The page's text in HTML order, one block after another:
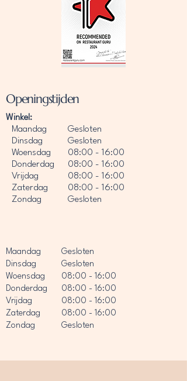
Maandag
Dinsdag
Woensdag
Donderdag
Vrijdag
Zaterdag
Zondag
Gesloten
Gesloten
08:00 - 16:00
08:00 - 16:00
08:00 - 16:00
08:00 - 16:00
Gesloten
Openingstijden
Winkel:
Maandag
Dinsdag
Woensdag
Donderdag
Vrijdag
Zaterdag
Zondag
Gesloten
Gesloten
08:00 - 16:00
08:00 - 16:00
08:00 - 16:00
08:00 - 16:00
Gesloten